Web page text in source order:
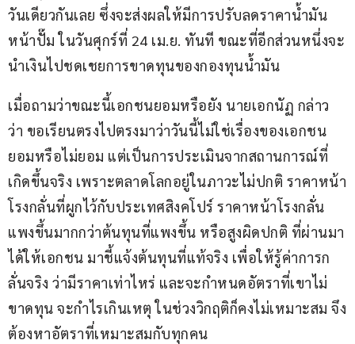
วันเดียวกันเลย ซึ่งจะส่งผลให้มีการปรับลดราคาน้ำมัน
หน้าปั๊ม ในวันศุกร์ที่ 24 เม.ย. ทันที ขณะที่อีกส่วนหนึ่งจะ
นำเงินไปชดเชยการขาดทุนของกองทุนน้ำมัน
เมื่อถามว่าขณะนี้เอกชนยอมหรือยัง นายเอกนัฏ กล่าว
ว่า ขอเรียนตรงไปตรงมาว่าวันนี้ไม่ใช่เรื่องของเอกชน
ยอมหรือไม่ยอม แต่เป็นการประเมินจากสถานการณ์ที่
เกิดขึ้นจริง เพราะตลาดโลกอยู่ในภาวะไม่ปกติ ราคาหน้า
โรงกลั่นที่ผูกไว้กับประเทศสิงคโปร์ ราคาหน้าโรงกลั่น
แพงขึ้นมากกว่าต้นทุนที่แพงขึ้น หรือสูงผิดปกติ ที่ผ่านมา
ได้ให้เอกชน มาชี้แจ้งต้นทุนที่แท้จริง เพื่อให้รู้ค่าการก
ลั่นจริง ว่ามีราคาเท่าไหร่ และจะกำหนดอัตราที่เขาไม่
ขาดทุน จะกำไรเกินเหตุ ในช่วงวิกฤติก็คงไม่เหมาะสม จึง
ต้องหาอัตราที่เหมาะสมกับทุกคน